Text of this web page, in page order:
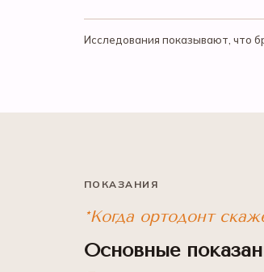
Исследования показывают, что
ПОКАЗАНИЯ
*Когда ортодонт
Основные